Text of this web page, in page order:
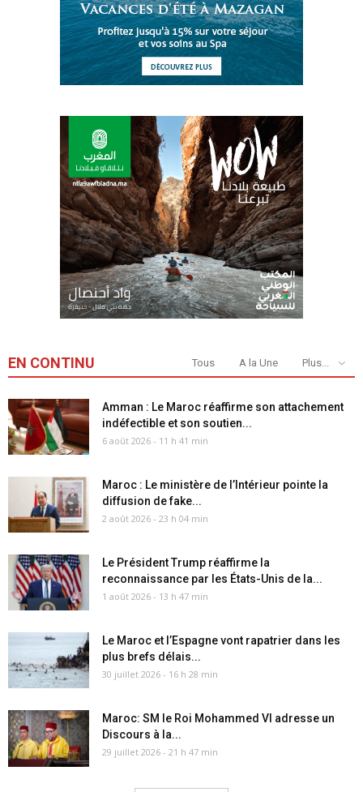
EN CONTINU Tous A la Une Plus...
Amman : Le Maroc réaffirme son attachement
indéfectible et son soutien...
6 août 2026 - 11 h 41 min
Maroc : Le ministère de l’Intérieur pointe la
diffusion de fake...
2 août 2026 - 23 h 04 min
Le Président Trump réaffirme la
reconnaissance par les États-Unis de la...
1 août 2026 - 13 h 47 min
Le Maroc et l’Espagne vont rapatrier dans les
plus brefs délais...
30 juillet 2026 - 16 h 28 min
Maroc: SM le Roi Mohammed VI adresse un
Discours à la...
29 juillet 2026 - 21 h 47 min